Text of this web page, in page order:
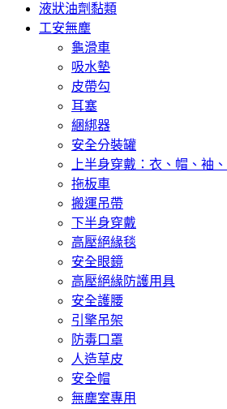
液狀油劑黏類
工安無塵
龜滑車
吸水墊
皮帶勾
耳塞
綑綁器
安全分裝罐
上半身穿戴：衣、帽、袖
拖板車
搬運吊帶
下半身穿戴
高壓絕緣毯
安全眼鏡
高壓絕緣防護用具
安全護腰
引擎吊架
防毒口罩
人造草皮
安全帽
無塵室專用